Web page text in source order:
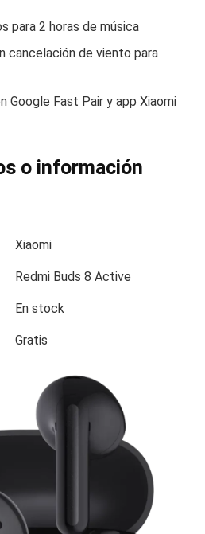
para 2 horas de música
cancelación de viento para
Google Fast Pair y app Xiaomi
o información
Xiaomi
Redmi Buds 8 Active
En stock
Gratis